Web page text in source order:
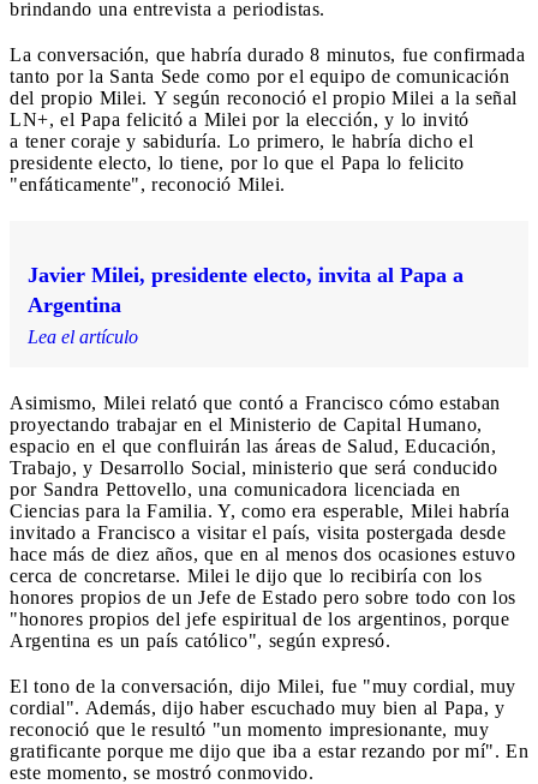
brindando una entrevista a periodistas.
La conversación, que habría durado 8 minutos, fue confirmada
tanto por la Santa Sede como por el equipo de comunicación
del propio Milei. Y según reconoció el propio Milei a la señal
LN+, el Papa felicitó a Milei por la elección, y lo invitó
a tener coraje y sabiduría. Lo primero, le habría dicho el
presidente electo, lo tiene, por lo que el Papa lo felicito
"enfáticamente", reconoció Milei.
Javier Milei, presidente electo, invita al Papa a
Argentina
Lea el artículo
Asimismo, Milei relató que contó a Francisco cómo estaban
proyectando trabajar en el Ministerio de Capital Humano,
espacio en el que confluirán las áreas de Salud, Educación,
Trabajo, y Desarrollo Social, ministerio que será conducido
por Sandra Pettovello, una comunicadora licenciada en
Ciencias para la Familia. Y, como era esperable, Milei habría
invitado a Francisco a visitar el país, visita postergada desde
hace más de diez años, que en al menos dos ocasiones estuvo
cerca de concretarse. Milei le dijo que lo recibiría con los
honores propios de un Jefe de Estado pero sobre todo con los
"honores propios del jefe espiritual de los argentinos, porque
Argentina es un país católico", según expresó.
El tono de la conversación, dijo Milei, fue "muy cordial, muy
cordial". Además, dijo haber escuchado muy bien al Papa, y
reconoció que le resultó "un momento impresionante, muy
gratificante porque me dijo que iba a estar rezando por mí". En
este momento, se mostró conmovido.